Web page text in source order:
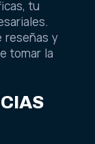
tu
reseñas y
tomar la